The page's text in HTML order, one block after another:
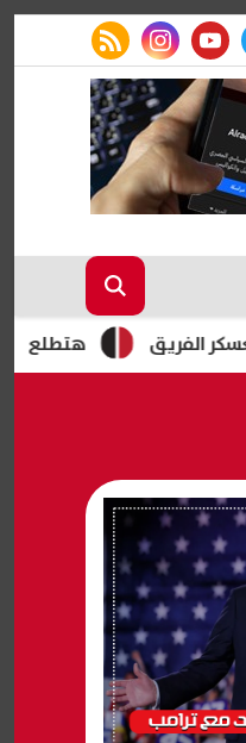
youtube
instagram
rss feed
هتطلع المصيف